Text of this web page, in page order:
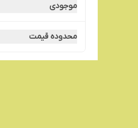
موجودی
محدوده قیمت